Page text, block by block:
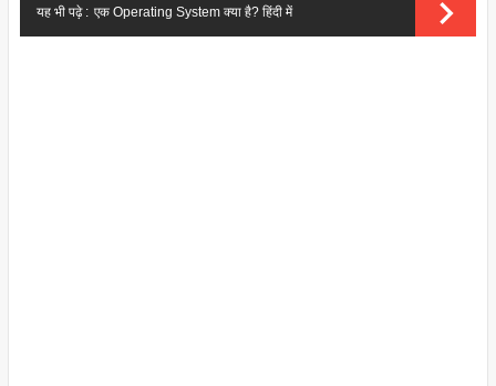
यह भी पढ़े : एक Operating System क्या है? हिंदी में